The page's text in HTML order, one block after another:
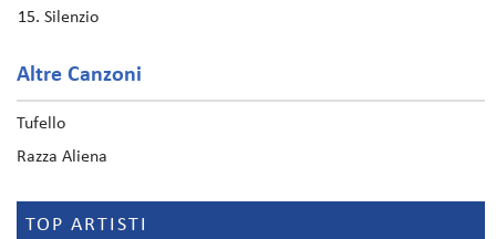
Silenzio
Altre Canzoni
Tufello
Razza Aliena
TOP ARTISTI